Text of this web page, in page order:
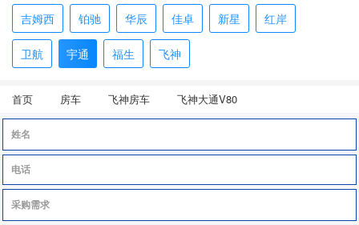
吉姆西 铂驰 华辰 佳卓 新星 红岸
卫航 宇通 福生 飞神
首页 房车 飞神房车 飞神大通V80